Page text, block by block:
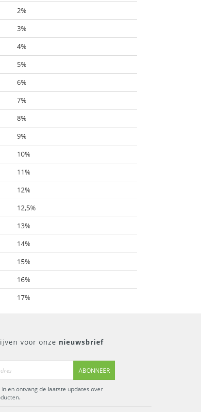
2%
3%
4%
5%
6%
7%
8%
9%
10%
11%
12%
12,5%
13%
14%
15%
16%
17%
voor onze nieuwsbrief
ABONNEER
en ontvang de laatste updates over